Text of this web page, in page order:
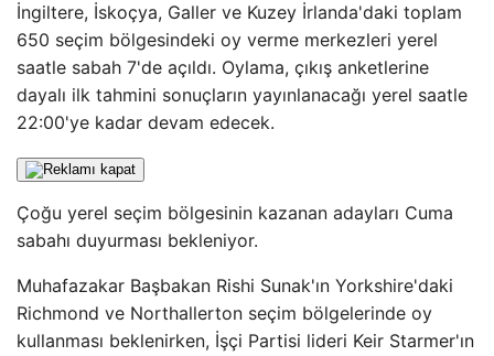
İngiltere, İskoçya, Galler ve Kuzey İrlanda'daki toplam
650 seçim bölgesindeki oy verme merkezleri yerel
saatle sabah 7'de açıldı. Oylama, çıkış anketlerine
dayalı ilk tahmini sonuçların yayınlanacağı yerel saatle
22:00'ye kadar devam edecek.
Çoğu yerel seçim bölgesinin kazanan adayları Cuma
sabahı duyurması bekleniyor.
Muhafazakar Başbakan Rishi Sunak'ın Yorkshire'daki
Richmond ve Northallerton seçim bölgelerinde oy
kullanması beklenirken, İşçi Partisi lideri Keir Starmer'ın